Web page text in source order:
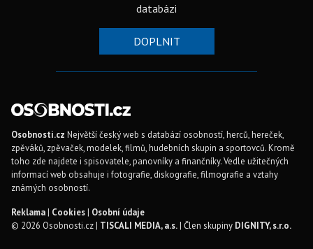
databázi
DOPLNIT
Osobnosti.cz Největší český web s databází osobností, herců, hereček,
zpěváků, zpěvaček, modelek, filmů, hudebních skupin a sportovců. Kromě
toho zde najdete i spisovatele, panovníky a finančníky. Vedle užitečných
informací web obsahuje i fotografie, diskografie, filmografie a vztahy
známých osobností.
Reklama| Cookies| Osobní údaje
© 2026 Osobnosti.cz | TISCALI MEDIA, a.s.| Člen skupiny DIGNITY, s.r.o.